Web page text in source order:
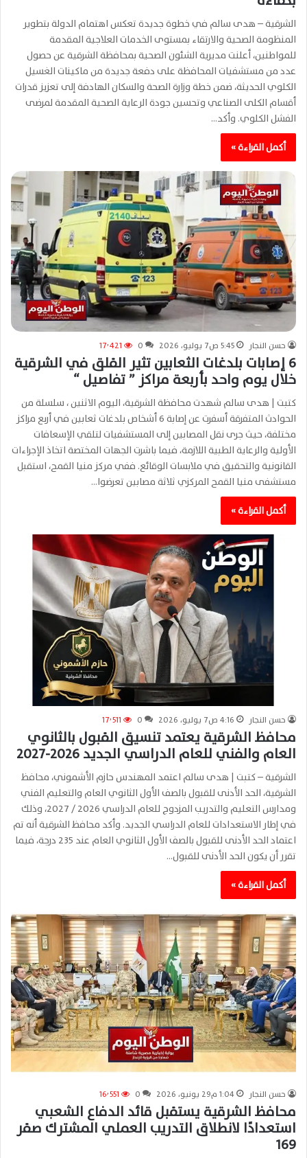
الشرقية – هدى سالم في خطوة جديدة تعكس اهتمام الدولة بتطوير
المنظومة الصحية والارتقاء بمستوى الخدمات العلاجية المقدمة
للمواطنين، أعلنت مديرية الشئون الصحية بمحافظة الشرقية عن حصول
عدد من مستشفيات المحافظة على دفعة جديدة من ماكينات الغسيل
الكلوي الحديثة، ضمن خطة وزارة الصحة والسكان الهادفة إلى تعزيز قدرات
أقسام الكلى الصناعي وتحسين جودة الرعاية الصحية المقدمة لمرضى
الفشل الكلوي. وأكد…
أكمل القراءة »
حسن النجار 5:45 ص7 يوليو، 2026 0 17٬421
6 إصابات بلدغات الثعابين تثير القلق في الشرقية
خلال يوم واحد بأربعة مراكز ” تفاصيل “
كتبت | هدى سالم شهدت محافظة الشرقية، اليوم الاثنين ، سلسلة من
الحوادث المتفرقة أسفرت عن إصابة 6 أشخاص بلدغات ثعابين في أربع مراكز
مختلفة، حيث جرى نقل المصابين إلى المستشفيات لتلقي الإسعافات
الأولية والرعاية الطبية اللازمة، فيما باشرت الجهات المختصة اتخاذ الإجراءات
القانونية والتحقيق في ملابسات الوقائع. ففي مركز منيا القمح، استقبل
مستشفى منيا القمح المركزي ثلاثة مصابين تعرضوا…
أكمل القراءة »
حسن النجار 4:16 ص7 يوليو، 2026 0 17٬511
محافظ الشرقية يعتمد تنسيق القبول بالثانوي
العام والفني للعام الدراسي الجديد 2026-2027
الشرقية – كتبت | هدى سالم اعتمد المهندس حازم الأشموني، محافظ
الشرقية، الحد الأدنى للقبول بالصف الأول الثانوي العام والتعليم الفني
ومدارس التعليم والتدريب المزدوج للعام الدراسي 2026 / 2027، وذلك
في إطار الاستعدادات للعام الدراسي الجديد. وأكد محافظ الشرقية أنه تم
اعتماد الحد الأدنى للقبول بالصف الأول الثانوي العام عند 235 درجة، فيما
تقرر أن يكون الحد الأدنى للقبول…
أكمل القراءة »
حسن النجار 1:04 م29 يونيو، 2026 0 16٬551
محافظ الشرقية يستقبل قائد الدفاع الشعبي
استعدادًا لانطلاق التدريب العملي المشترك صقر
169